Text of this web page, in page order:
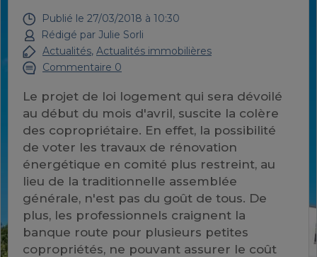
Publié le 27/03/2018 à 10:30
Rédigé par Julie Sorli
Actualités, Actualités immobilières
Commentaire 0
Le projet de loi logement qui sera dévoilé
au début du mois d'avril, suscite la colère
des copropriétaire. En effet, la possibilité
de voter les travaux de rénovation
énergétique en comité plus restreint, au
lieu de la traditionnelle assemblée
générale, n'est pas du goût de tous. De
plus, les professionnels craignent la
banque route pour plusieurs petites
copropriétés, ne pouvant assurer le coût